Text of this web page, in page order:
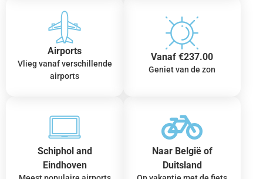
Airports
Vlieg vanaf verschillende
airports
Vanaf €237.00
Geniet van de zon
Schiphol and
Eindhoven
Naar België of
Duitsland